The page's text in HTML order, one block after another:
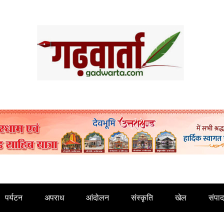
पर्यटन अपराध आंदोलन संस्कृति खेल